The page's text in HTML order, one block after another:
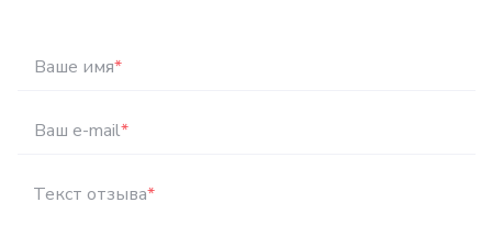
Ваше имя*
Ваш e-mail*
Текст отзыва*